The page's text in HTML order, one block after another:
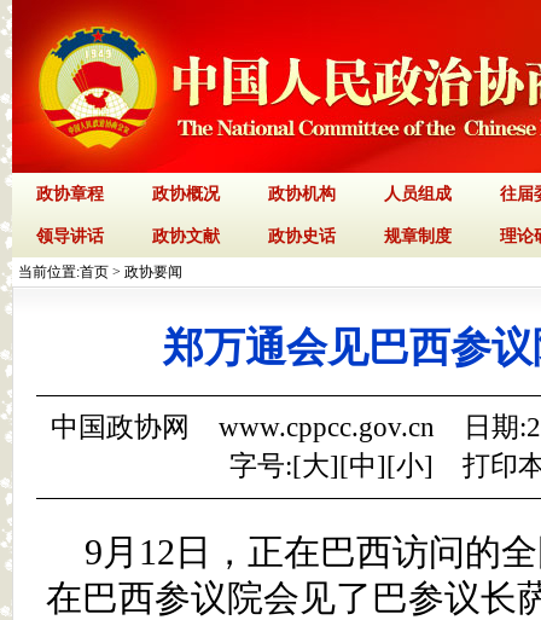
政协章程 政协概况 政协机构 人员组成 往届
领导讲话 政协文献 政协史话 规章制度 理论
当前位置:首页 > 政协要闻
郑万通会见巴西参
中国政协网 www.cppcc.gov.cn 日期
字号:[大][中][小] 打印
9月12日，正在巴西访问的
在巴西参议院会见了巴参议长